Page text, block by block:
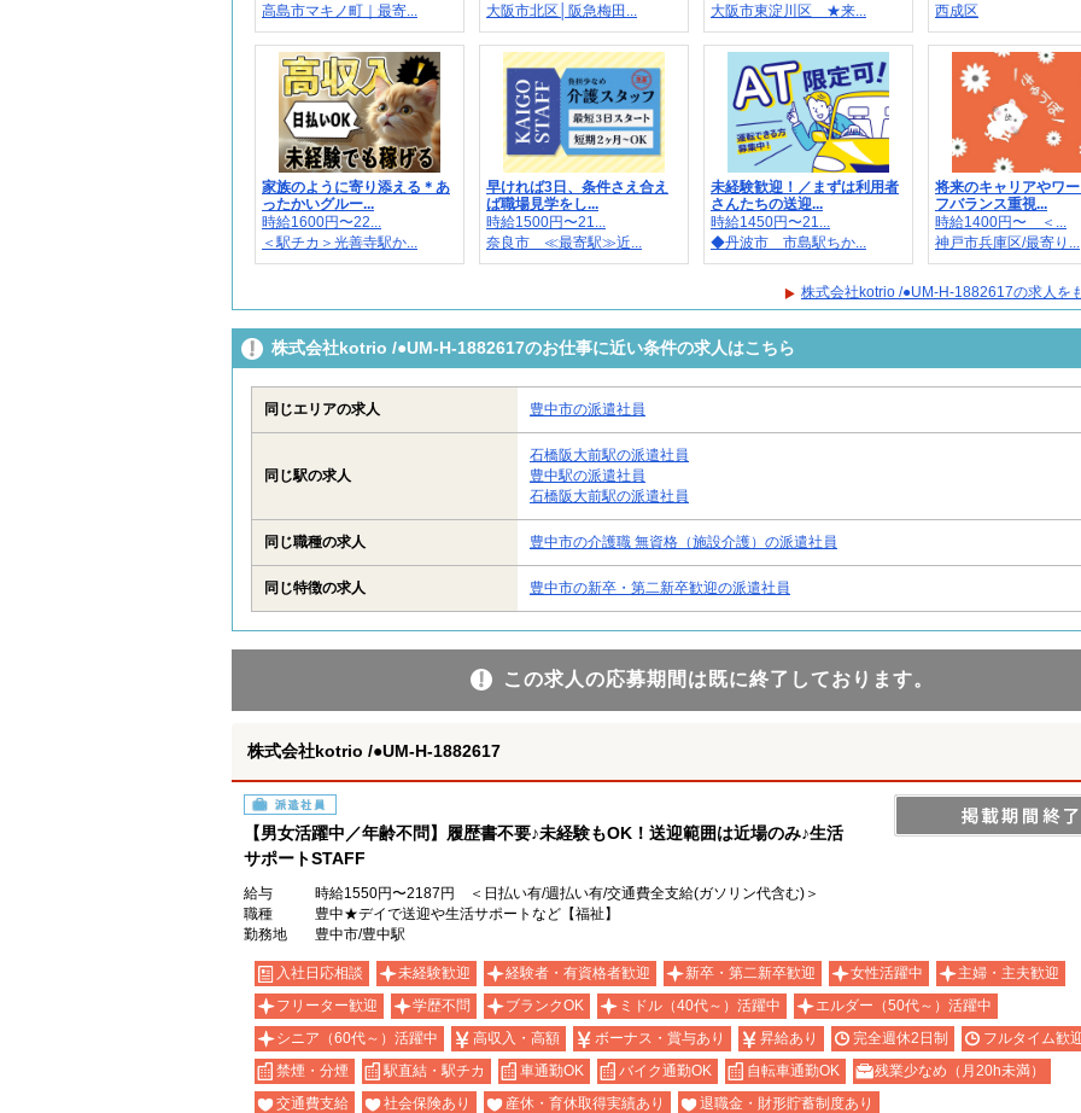
高島市マキノ町｜最寄...
大阪市北区│阪急梅田...
大阪市東淀川区 ★来...
西成区
家族のように寄り添える＊あ
ったかいグルー...
時給1600円〜22...
＜駅チカ＞光善寺駅か...
早ければ3日、条件さえ合え
ば職場見学をし...
時給1500円〜21...
奈良市 ≪最寄駅≫近...
未経験歓迎！／まずは利用者
さんたちの送迎...
時給1450円〜21...
◆丹波市 市島駅ちか...
将来のキャリアやワ
フバランス重視...
時給1400円〜 ＜...
神戸市兵庫区/最寄り...
株式会社kotrio /●UM-H-1882617の求人を
株式会社kotrio /●UM-H-1882617のお仕事に近い条件の求人はこちら
同じエリアの求人 豊中市の派遣社員
同じ駅の求人
石橋阪大前駅の派遣社員
豊中駅の派遣社員
石橋阪大前駅の派遣社員
同じ職種の求人 豊中市の介護職 無資格（施設介護）の派遣社員
同じ特徴の求人 豊中市の新卒・第二新卒歓迎の派遣社員
この求人の応募期間は既に終了しております。
株式会社kotrio /●UM-H-1882617
派遣社員
【男女活躍中／年齢不問】履歴書不要♪未経験もOK！送迎範囲は近場のみ♪生活
サポートSTAFF
給与
時給1550円〜2187円 ＜日払い有/週払い有/交通費全支給(ガソリン代含む)＞
職種
豊中★デイで送迎や生活サポートなど【福祉】
勤務地
豊中市/豊中駅
入社日応相談 未経験歓迎 経験者・有資格者歓迎 新卒・第二新卒歓迎 女性活躍中
主婦・主夫歓迎
フリーター歓迎
学歴不問 ブランクOK ミドル（40代～）活躍中
エルダー（50代～）活躍中
シニア（60代～）活躍中
高収入・高額 ボーナス・賞与あり 昇給あり 完全週休2日制
フルタイム歓
禁煙・分煙
駅直結・駅チカ 車通勤OK バイク通勤OK 自転車通勤OK
残業少なめ（月20h未満）
交通費支給
社会保険あり 産休・育休取得実績あり
退職金・財形貯蓄制度あり